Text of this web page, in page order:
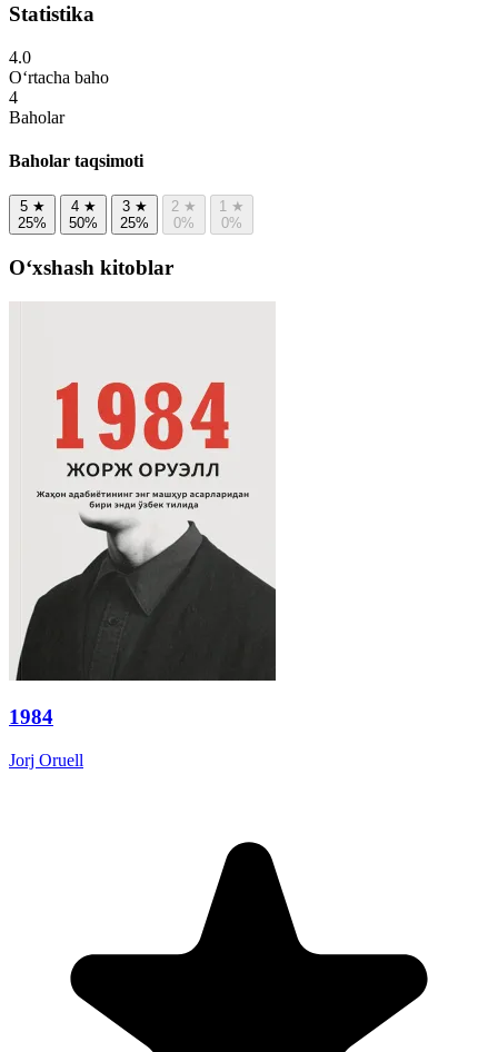
Statistika
4.0
O‘rtacha baho
4
Baholar
Baholar taqsimoti
5 ★
25%
4 ★
50%
3 ★
25%
2 ★
0%
1 ★
0%
Oʻxshash kitoblar
1984
Jorj Oruell